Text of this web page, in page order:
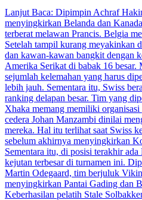
Lanjut Baca: Dipimpin Achraf
menyingkirkan Belanda dan
terberat melawan Prancis. Belgia
Setelah tampil kurang meyakinkan
dan kawan-kawan bangkit dengan
Amerika Serikat di babak 16 besar.
sejumlah kelemahan yang harus
lebih jauh. Sementara itu, Swiss
ranking delapan besar. Tim yang
Xhaka memang memiliki
cedera Johan Manzambi dinilai
mereka. Hal itu terlihat saat Swiss
sebelum akhirnya menyingkirkan
Sementara itu, di posisi terakhir
kejutan terbesar di turnamen ini.
Martin Odegaard, tim berjuluk
menyingkirkan Pantai Gading dan
Keberhasilan pelatih Stale